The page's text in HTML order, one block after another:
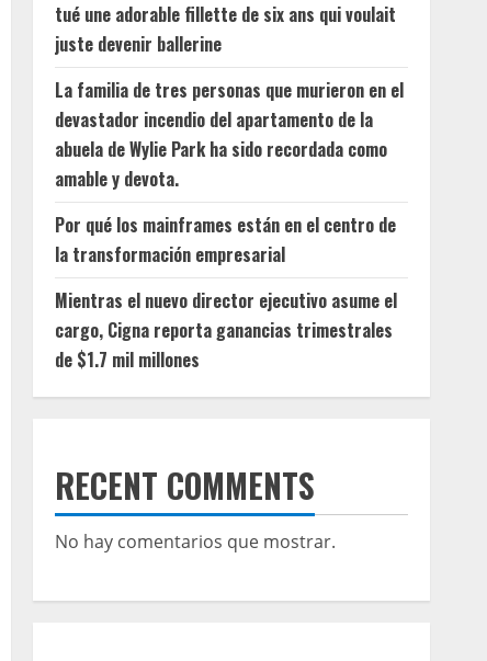
tué une adorable fillette de six ans qui voulait
juste devenir ballerine
La familia de tres personas que murieron en el
devastador incendio del apartamento de la
abuela de Wylie Park ha sido recordada como
amable y devota.
Por qué los mainframes están en el centro de
la transformación empresarial
Mientras el nuevo director ejecutivo asume el
cargo, Cigna reporta ganancias trimestrales
de $1.7 mil millones
RECENT COMMENTS
No hay comentarios que mostrar.